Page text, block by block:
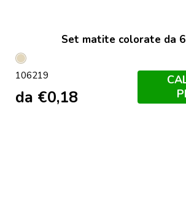
Set matite colorate da
Naturale
106219
da €0,18